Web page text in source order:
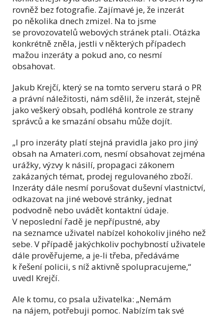
rovněž bez fotografie. Zajímavé je, že inzerát
po několika dnech zmizel. Na to jsme
se provozovatelů webových stránek ptali. Otázka
konkrétně zněla, jestli v některých případech
mažou inzeráty a pokud ano, co nesmí
obsahovat.
Jakub Krejčí, který se na tomto serveru stará o PR
a právní náležitosti, nám sdělil, že inzerát, stejně
jako veškerý obsah, podléhá kontrole ze strany
správců a ke smazání obsahu může dojít.
„I pro inzeráty platí stejná pravidla jako pro jiný
obsah na Amateri.com, nesmí obsahovat zejména
urážky, výzvy k násilí, propagaci zákonem
zakázaných témat, prodej regulovaného zboží.
Inzeráty dále nesmí porušovat duševní vlastnictví,
odkazovat na jiné webové stránky, jednat
podvodně nebo uvádět kontaktní údaje.
V neposlední řadě je nepřípustné, aby
na seznamce uživatel nabízel kohokoliv jiného než
sebe. V případě jakýchkoliv pochybností uživatele
dále prověřujeme, a je-li třeba, předáváme
k řešení policii, s níž aktivně spolupracujeme,“
uvedl Krejčí.
Ale k tomu, co psala uživatelka: „Nemám
na nájem, potřebuji pomoc. Nabízím tak své